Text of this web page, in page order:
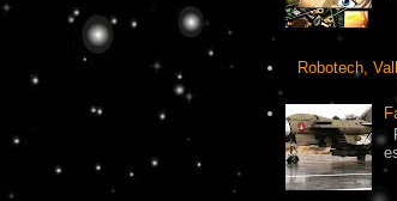
Robotech,